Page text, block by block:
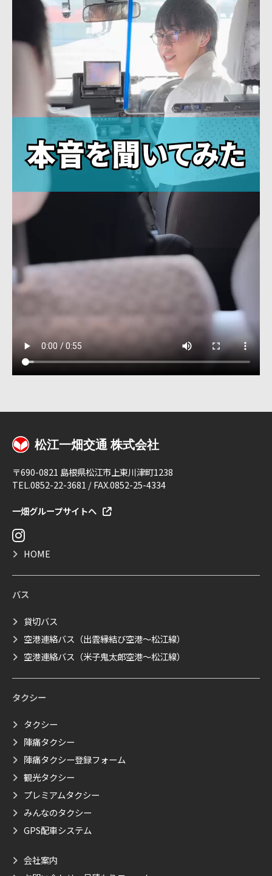
〒690-0821 島根県松江市上東川津町1238
TEL.0852-22-3681 / FAX.0852-25-4334
一畑グループサイトへ
HOME
バス
貸切バス
空港連絡バス（出雲縁結び空港～松江線）
空港連絡バス（米子鬼太郎空港～松江線）
タクシー
タクシー
陣痛タクシー
陣痛タクシー登録フォーム
観光タクシー
プレミアムタクシー
みんなのタクシー
GPS配車システム
会社案内